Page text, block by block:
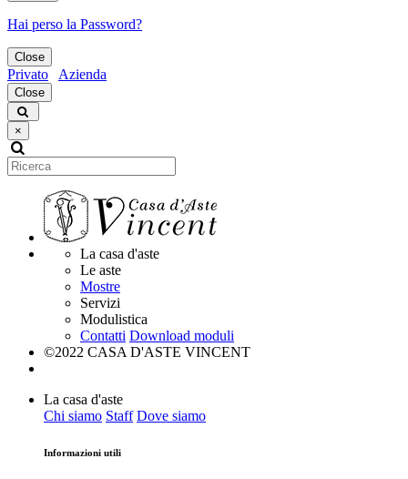
Hai perso la Password?
Close
Privato Azienda
Close
×
La casa d'aste
Le aste
Mostre
Servizi
Modulistica
Contatti Download moduli
©2022 CASA D'ASTE VINCENT
La casa d'aste
Chi siamo Staff Dove siamo
Informazioni utili